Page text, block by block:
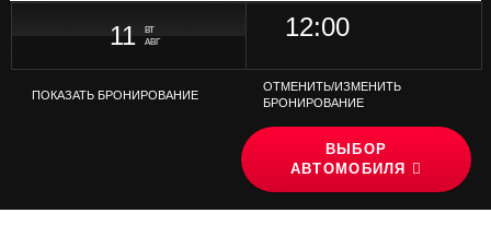
10 00
ВЫБРАТЬ ЭТО ВРЕМЯ
10 00
11
ВТ
АВГ
12:00
УКАЖИТЕ ДАТУ ОКОНЧАНИЯ БРОНИРОВАНИЯ
УКАЖИТЕ ВРЕМЯ ОКОНЧАНИЯ БРОНИРОВАНИЯ
10 : 00
ПОКАЗАТЬ БРОНИРОВАНИЕ
ОТМЕНИТЬ/ИЗМЕНИТЬ
БРОНИРОВАНИЕ
ВЫБОР
АВТОМОБИЛЯ